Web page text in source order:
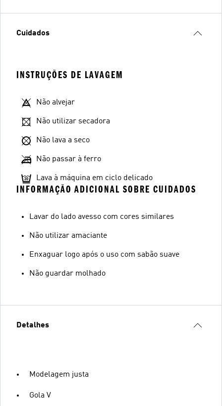
Cuidados
INSTRUÇÕES DE LAVAGEM
Não alvejar
Não utilizar secadora
Não lava a seco
Não passar à ferro
Lava à máquina em ciclo delicado
INFORMAÇÃO ADICIONAL SOBRE CUIDADOS
Lavar do lado avesso com cores similares
Não utilizar amaciante
Enxaguar logo após o uso com sabão suave
Não guardar molhado
Detalhes
Modelagem justa
Gola V